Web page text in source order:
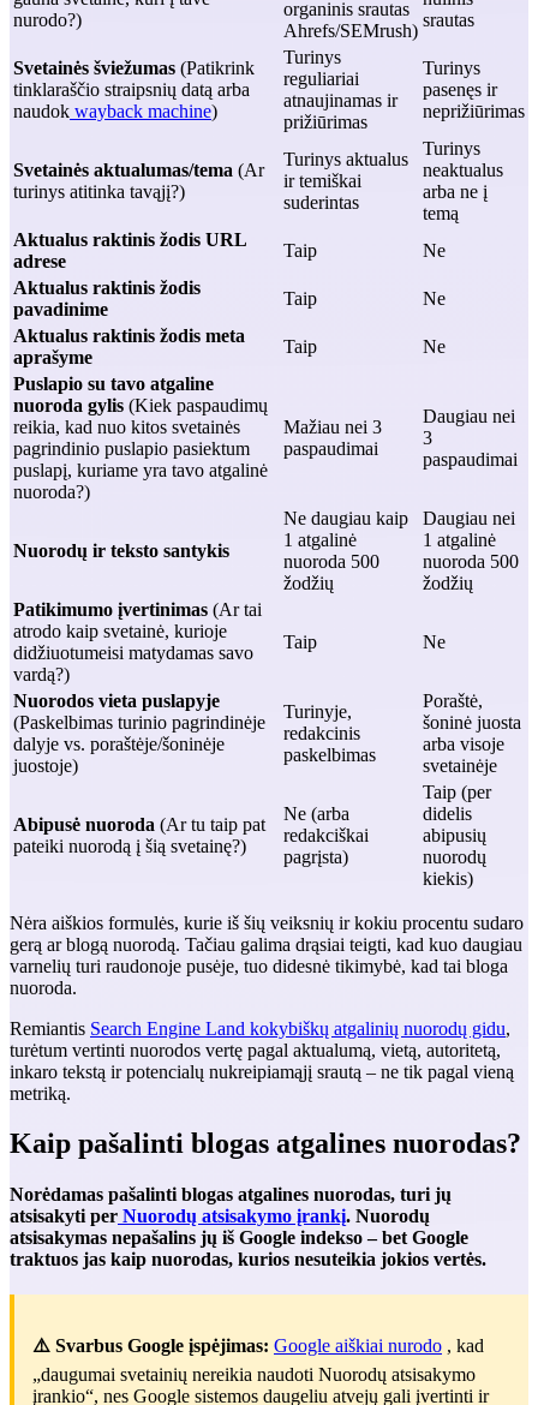
nurodo?)
organinis srautas
Ahrefs/SEMrush)
srautas
Svetainės šviežumas (Patikrink
tinklaraščio straipsnių datą arba
naudok wayback machine)
Turinys
reguliariai
atnaujinamas ir
prižiūrimas
Turinys
pasenęs ir
neprižiūrimas
Svetainės aktualumas/tema (Ar
turinys atitinka tavąjį?)
Turinys aktualus
ir temiškai
suderintas
Turinys
neaktualus
arba ne į
temą
Aktualus raktinis žodis URL
adrese
Taip
Ne
Aktualus raktinis žodis
pavadinime
Taip
Ne
Aktualus raktinis žodis meta
aprašyme
Taip
Ne
Puslapio su tavo atgaline
nuoroda gylis (Kiek paspaudimų
reikia, kad nuo kitos svetainės
pagrindinio puslapio pasiektum
puslapį, kuriame yra tavo atgalinė
nuoroda?)
Mažiau nei 3
paspaudimai
Daugiau nei
3
paspaudimai
Nuorodų ir teksto santykis
Ne daugiau kaip
1 atgalinė
nuoroda 500
žodžių
Daugiau nei
1 atgalinė
nuoroda 500
žodžių
Patikimumo įvertinimas (Ar tai
atrodo kaip svetainė, kurioje
didžiuotumeisi matydamas savo
vardą?)
Taip Ne
Nuorodos vieta puslapyje
(Paskelbimas turinio pagrindinėje
dalyje vs. poraštėje/šoninėje
juostoje)
Turinyje,
redakcinis
paskelbimas
Poraštė,
šoninė juosta
arba visoje
svetainėje
Abipusė nuoroda (Ar tu taip pat
pateiki nuorodą į šią svetainę?)
Ne (arba
redakciškai
pagrįsta)
Taip (per
didelis
abipusių
nuorodų
kiekis)
Nėra aiškios formulės, kurie iš šių veiksnių ir kokiu procentu sudaro
gerą ar blogą nuorodą. Tačiau galima drąsiai teigti, kad kuo daugiau
varnelių turi raudonoje pusėje, tuo didesnė tikimybė, kad tai bloga
nuoroda.
Remiantis Search Engine Land kokybiškų atgalinių nuorodų gidu,
turėtum vertinti nuorodos vertę pagal aktualumą, vietą, autoritetą,
inkaro tekstą ir potencialų nukreipiamąjį srautą – ne tik pagal vieną
metriką.
Kaip pašalinti blogas atgalines nuorodas?
Norėdamas pašalinti blogas atgalines nuorodas, turi jų
atsisakyti per Nuorodų atsisakymo įrankį. Nuorodų
atsisakymas nepašalins jų iš Google indekso – bet Google
traktuos jas kaip nuorodas, kurios nesuteikia jokios vertės.
⚠️ Svarbus Google įspėjimas: Google aiškiai nurodo , kad
„daugumai svetainių nereikia naudoti Nuorodų atsisakymo
įrankio“, nes Google sistemos daugeliu atvejų gali įvertinti ir